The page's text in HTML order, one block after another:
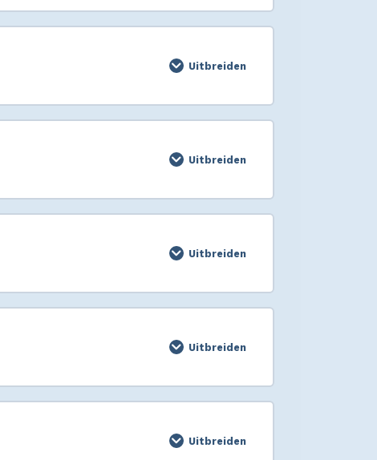
Uitbreiden
Uitbreiden
Uitbreiden
Uitbreiden
Uitbreiden